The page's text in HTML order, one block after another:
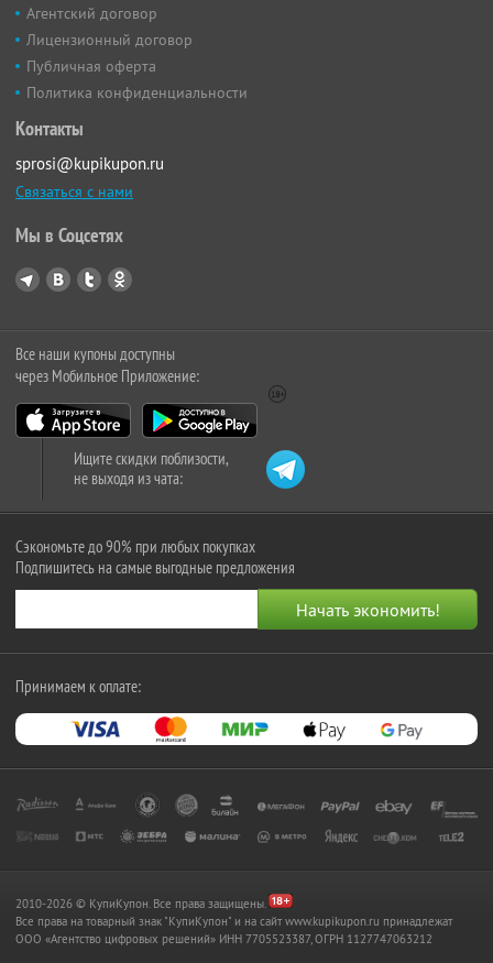
Агентский договор
Лицензионный договор
Публичная оферта
Политика конфиденциальности
Контакты
sprosi@kupikupon.ru
Связаться с нами
Мы в Соцсетях
Все наши купоны доступны
через Мобильное Приложение:
Ищите скидки поблизости,
не выходя из чата:
Сэкономьте до 90% при любых покупках
Подпишитесь на самые выгодные предложения
Принимаем к оплате:
2010-2026 © КупиКупон. Все права защищены.
Все права на товарный знак "КупиКупон" и на сайт www.kupikupon.ru принадлежат
OOO «Агентство цифровых решений» ИНН 7705523387, ОГРН 1127747063212